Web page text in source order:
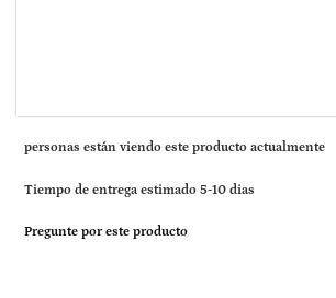
13 personas están viendo este producto actualmente
Tiempo de entrega estimado 5-10 dias
Pregunte por este producto